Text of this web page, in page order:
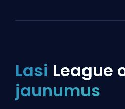
Lasi League
jaunumus